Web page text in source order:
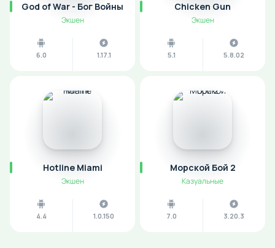
God of War - Бог Войны
Экшен
6.0 1.17.1
Chicken Gun
Экшен
5.1 5.8.02
Hotline Miami
Экшен
4.4 1.0.150
Морской Бой 2
Казуальные
7.0 3.20.3